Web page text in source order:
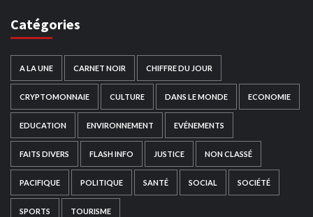
Catégories
A LA UNE CARNET NOIR CHIFFRE DU JOUR
CRYPTOMONNAIE CULTURE DANS LE MONDE ECONOMIE
EDUCATION ENVIRONNEMENT EVÉNEMENTS
FAITS DIVERS FLASH INFO JUSTICE NON CLASSÉ
PACIFIQUE POLITIQUE SANTÉ SOCIAL SOCIÉTÉ
SPORTS TOURISME